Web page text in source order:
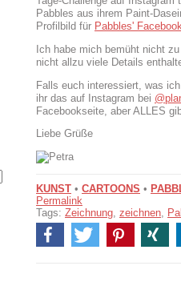
Pabbles aus ihrem Paint-
Profilbild für Pabbles'
Ich habe mich bemüht nicht
nicht allzu viele Details
Falls euch interessiert, was
ihr das auf Instagram bei
Facebookseite, aber ALLES
Liebe Grüße
KUNST • CARTOONS •
Permalink
Tags: Zeichnung, zeichnen,